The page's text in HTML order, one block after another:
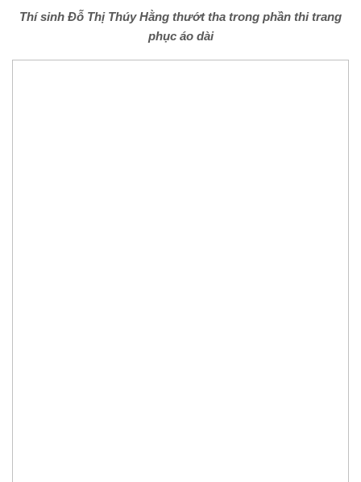
Thí sinh Đỗ Thị Thúy Hằng thướt tha trong phần thi trang
phục áo dài